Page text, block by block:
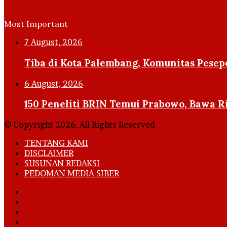
Most Important
7 August, 2026
Tiba di Kota Palembang, Komunitas
6 August, 2026
150 Peneliti BRIN Temui Prabowo, Bawa
© Copyright 2026, All Rights Reserved
TENTANG KAMI
DISCLAIMER
SUSUNAN REDAKSI
PEDOMAN MEDIA SIBER